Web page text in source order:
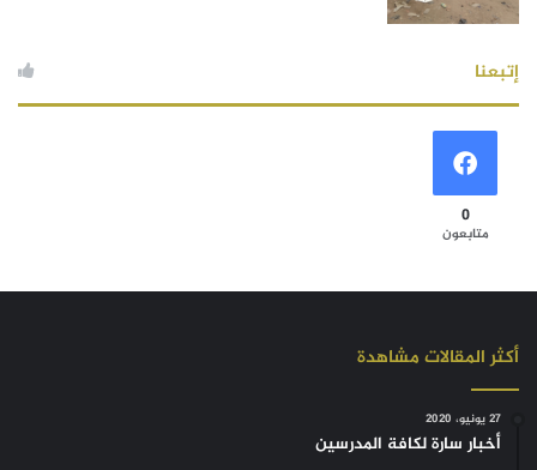
إتبعنا
0
متابعون
أكثر المقالات مشاهدة
27 يونيو، 2020
أخبار سارة لكافة المدرسين